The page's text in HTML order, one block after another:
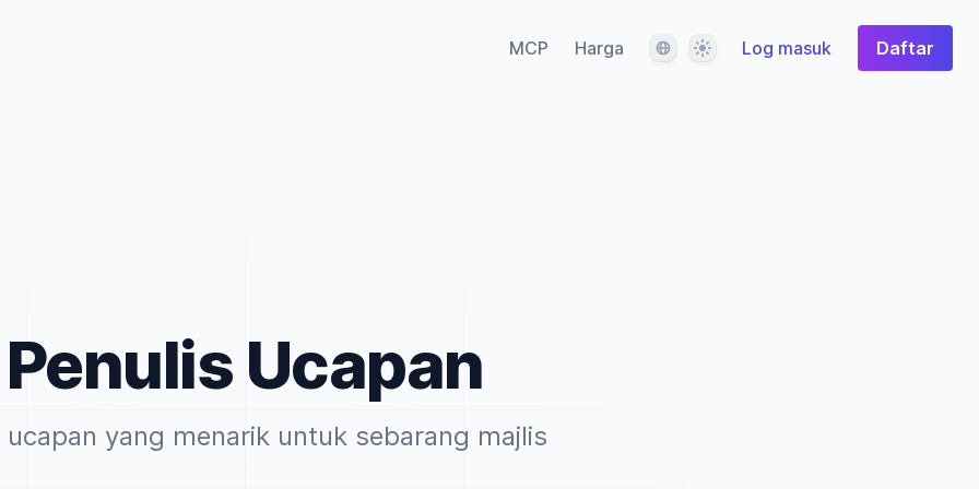
MCP Harga BahasaTema Log masuk Daftar
Penulis Ucapan
ucapan yang menarik untuk sebarang majlis